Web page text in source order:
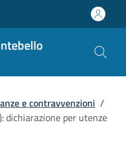
e contravvenzioni /
dichiarazione per utenze